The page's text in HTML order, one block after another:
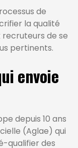
de
la qualité
de se
pertinents.
envoie
depuis 10 ans
(Aglae) qui
qualifier des